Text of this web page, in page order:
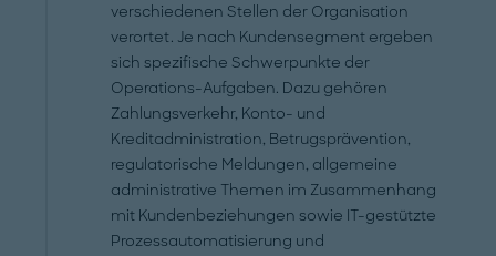
verschiedenen Stellen der Organisation
verortet. Je nach Kundensegment ergeben
sich spezifische Schwerpunkte der
Operations-Aufgaben. Dazu gehören
Zahlungsverkehr, Konto- und
Kreditadministration, Betrugsprävention,
regulatorische Meldungen, allgemeine
administrative Themen im Zusammenhang
mit Kundenbeziehungen sowie IT-gestützte
Prozessautomatisierung und